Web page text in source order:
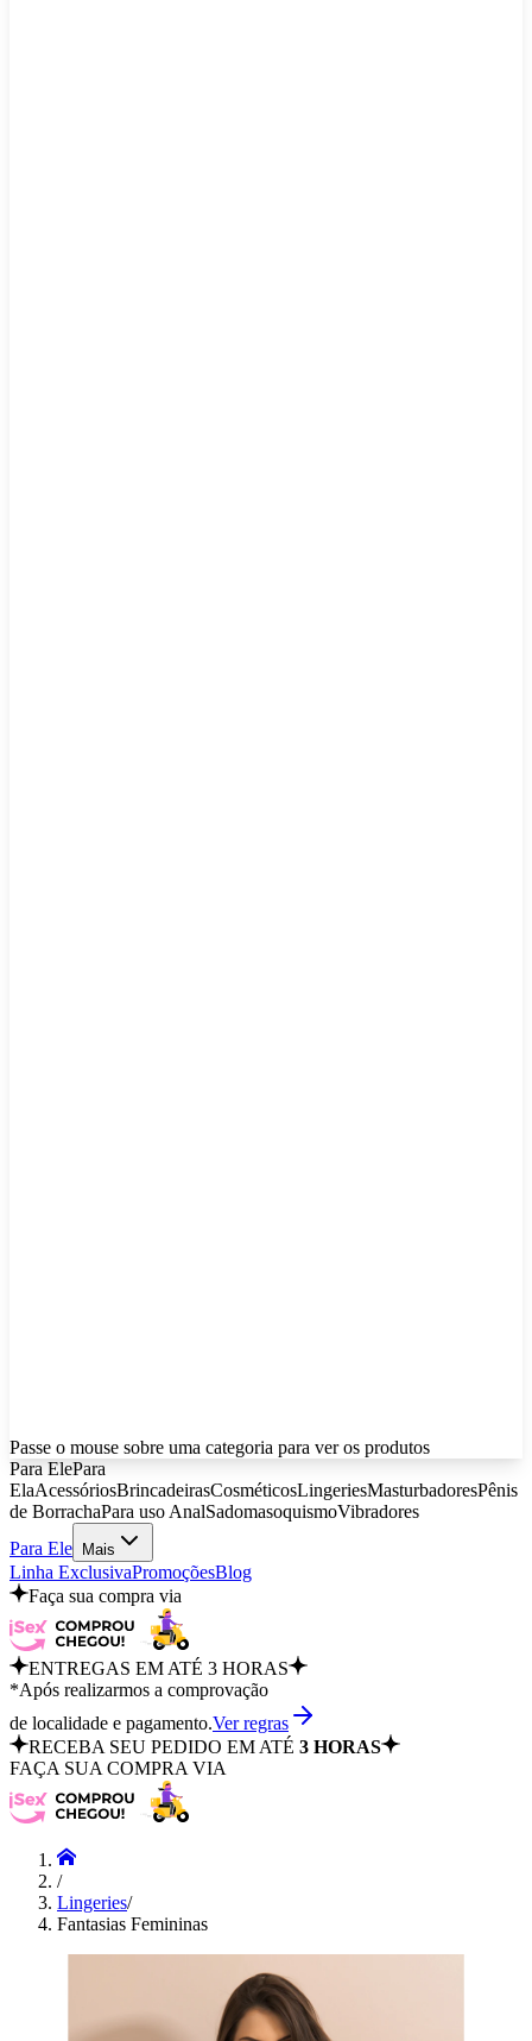
Passe o mouse sobre uma categoria para ver os produtos
Para ElePara
ElaAcessóriosBrincadeirasCosméticosLingeriesMasturbadoresPênis
de BorrachaPara uso AnalSadomasoquismoVibradores
Para Ele
Mais
Linha ExclusivaPromoçõesBlog
Faça sua compra via
ENTREGAS EM ATÉ 3 HORAS
*Após realizarmos a comprovação
de localidade e pagamento.Ver regras
RECEBA SEU PEDIDO EM ATÉ 3 HORAS
FAÇA SUA COMPRA VIA
/
Lingeries/
Fantasias Femininas